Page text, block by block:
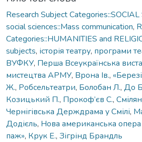
Research Subject Categories::SOCIAL
social sciences::Mass communication,
Categories::HUMANITIES and
subjects, історія театру, програми
ВУФКУ, Перша Всеукраїнська
мистецтва АРМУ, Врона Ів.,
Ж., Робсельтеатри, Болобан Л., До
Козицький П., Прокоф’єв С.,
Чернігівська Держдрама у Смілі,
Додієль, Нова американська
паж», Крук Е., Зігрінд Брандль